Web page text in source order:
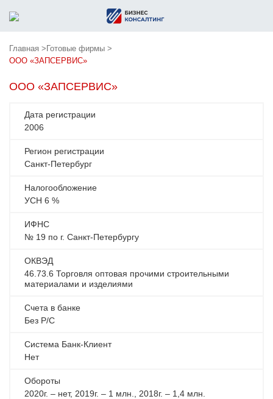
Главная > Готовые фирмы >
ООО «ЗАПСЕРВИС»
ООО «ЗАПСЕРВИС»
Дата регистрации
2006
Регион регистрации
Санкт-Петербург
Налогообложение
УСН 6 %
ИФНС
№ 19 по г. Санкт-Петербургу
ОКВЭД
46.73.6 Торговля оптовая прочими строительными
материалами и изделиями
Счета в банке
Без Р/С
Система Банк-Клиент
Нет
Обороты
2020г. – нет, 2019г. – 1 млн., 2018г. – 1,4 млн.